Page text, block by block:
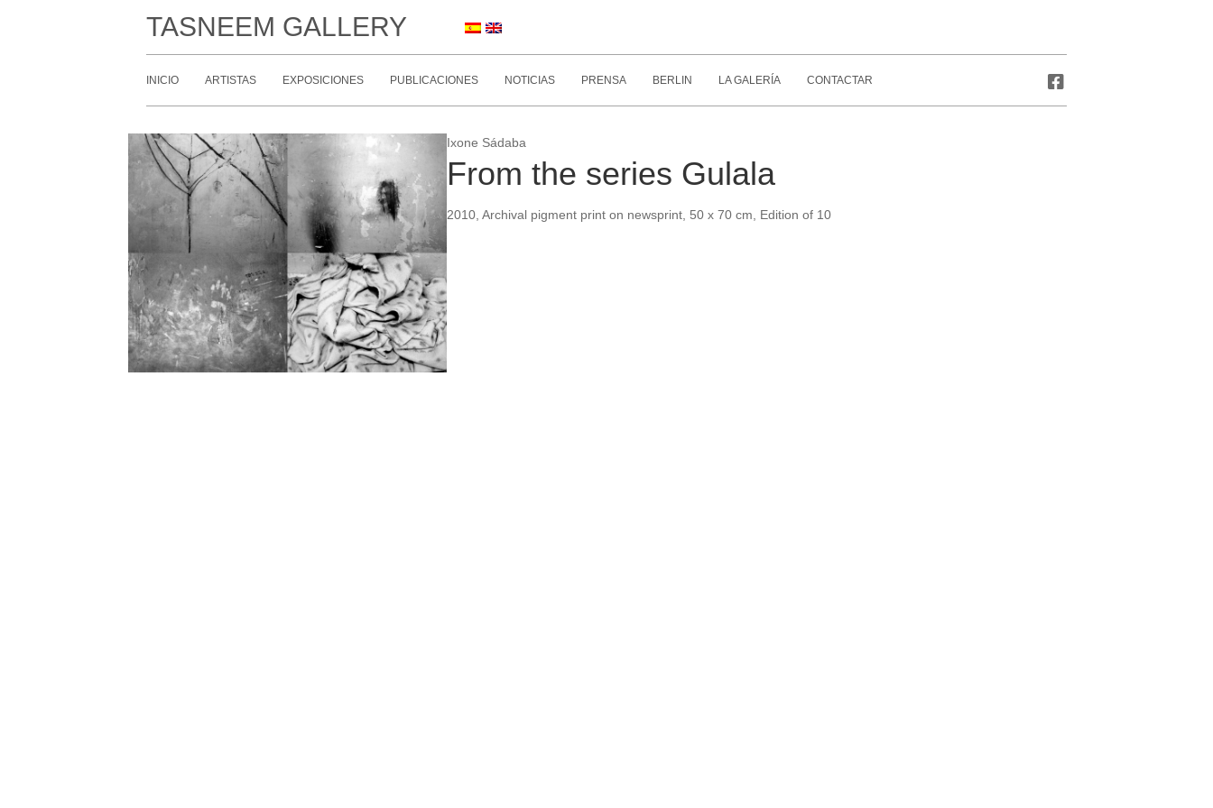
TASNEEM GALLERY
INICIO ARTISTAS EXPOSICIONES PUBLICACIONES NOTICIAS PRENSA BERLIN LA GALERÍA CONTACTAR
Ixone Sádaba
From the series Gulala
2010, Archival pigment print on newsprint, 50 x 70 cm, Edition of 10